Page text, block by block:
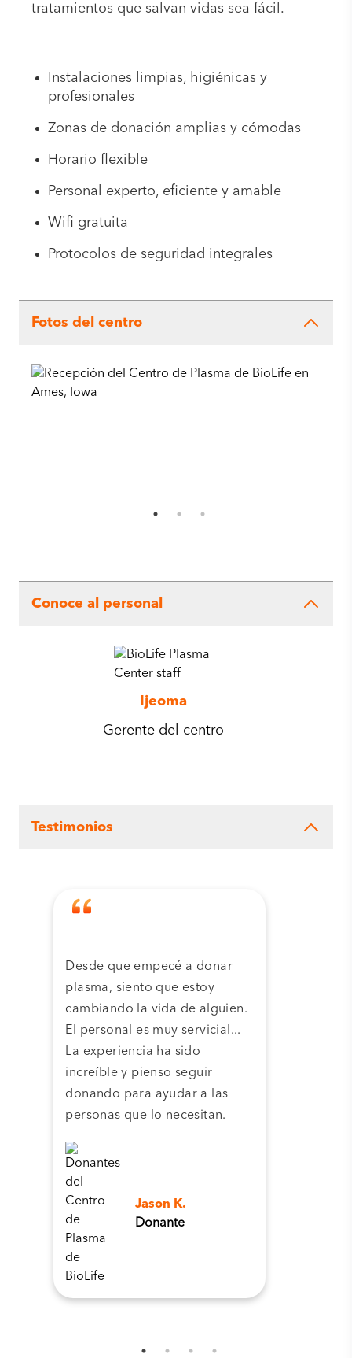
tratamientos que salvan vidas sea fácil.
Instalaciones limpias, higiénicas y
profesionales
Zonas de donación amplias y cómodas
Horario flexible
Personal experto, eficiente y amable
Wifi gratuita
Protocolos de seguridad integrales
Fotos del centro
Conoce al personal
Ijeoma
Gerente del centro
Testimonios
Desde que empecé a donar
plasma, siento que estoy
cambiando la vida de alguien.
El personal es muy servicial...
La experiencia ha sido
increíble y pienso seguir
donando para ayudar a las
personas que lo necesitan.
Jason K.
Donante